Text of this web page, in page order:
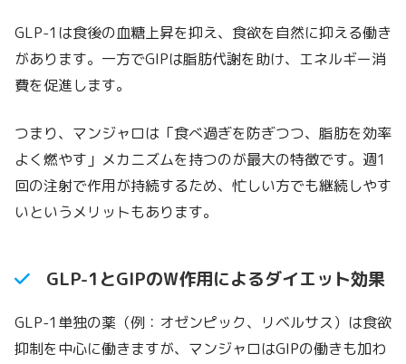
GLP-1は食後の血糖上昇を抑え、食欲を自然に抑える働き
があります。一方でGIPは脂肪代謝を助け、エネルギー消
費を促進します。
つまり、マンジャロは「食べ過ぎを防ぎつつ、脂肪を効率
よく燃やす」メカニズムを持つのが最大の特徴です。週1
回の注射で作用が持続するため、忙しい方でも継続しやす
いというメリットもあります。
GLP-1とGIPのW作用によるダイエット効果
GLP-1単独の薬（例：オゼンピック、リベルサス）は食欲
抑制を中心に働きますが、マンジャロはGIPの働きも加わ